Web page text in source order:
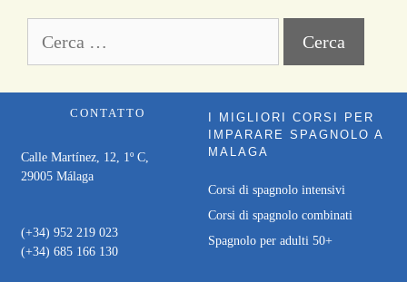
CONTATTO
Calle Martínez, 12, 1º C,
29005 Málaga
(+34) 952 219 023
(+34) 685 166 130
I MIGLIORI CORSI PER
IMPARARE SPAGNOLO A
MALAGA
Corsi di spagnolo intensivi
Corsi di spagnolo combinati
Spagnolo per adulti 50+